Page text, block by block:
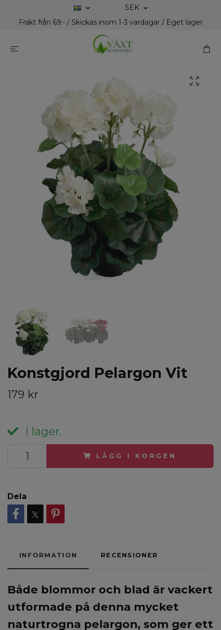
SEK
Frakt från 69:- / Skickas inom 1-3 vardagar / Eget lager
Konstgjord Pelargon Vit
179 kr
I lager.
LÄGG I KORGEN
Dela
INFORMATION RECENSIONER
Både blommor och blad är vackert
utformade på denna mycket
naturtrogna pelargon, som ger ett